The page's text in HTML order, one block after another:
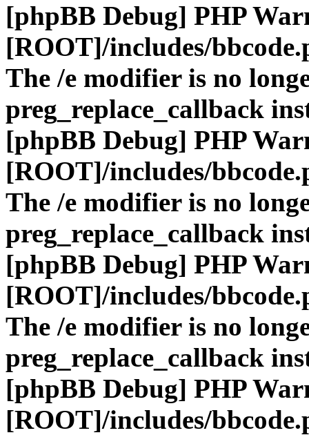
[phpBB Debug] PHP
[ROOT]/includes/
The /e modifier is no
preg_replace_callback
[phpBB Debug] PHP
[ROOT]/includes/
The /e modifier is no
preg_replace_callback
[phpBB Debug] PHP
[ROOT]/includes/
The /e modifier is no
preg_replace_callback
[phpBB Debug] PHP
[ROOT]/includes/